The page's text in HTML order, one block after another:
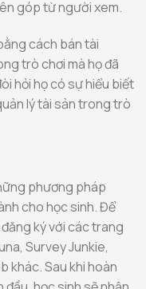
góp từ người xem.
cách bán tài
trò chơi mà họ đã
hỏi họ có sự hiểu biết
lý tài sản trong trò
phương pháp
cho học sinh. Để
ký với các trang
Survey Junkie,
khác. Sau khi hoàn